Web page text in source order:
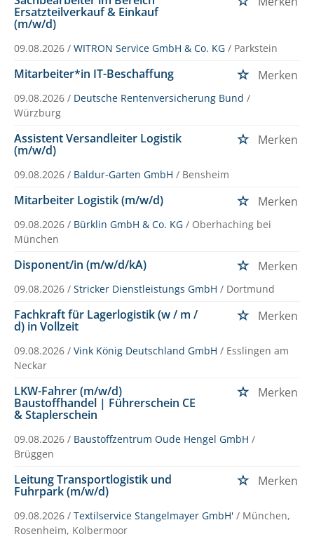
Ersatzteilverkauf & Einkauf
(m/w/d)
09.08.2026 / WITRON Service GmbH & Co. KG / Parkstein
Mitarbeiter*in IT-Beschaffung Merken
09.08.2026 / Deutsche Rentenversicherung Bund /
Würzburg
Assistent Versandleiter Logistik
(m/w/d)
Merken
09.08.2026 / Baldur-Garten GmbH / Bensheim
Mitarbeiter Logistik (m/w/d) Merken
09.08.2026 / Bürklin GmbH & Co. KG / Oberhaching bei
München
Disponent/in (m/w/d/kA) Merken
09.08.2026 / Stricker Dienstleistungs GmbH / Dortmund
Fachkraft für Lagerlogistik (w / m /
d) in Vollzeit
Merken
09.08.2026 / Vink König Deutschland GmbH / Esslingen am
Neckar
LKW-Fahrer (m/w/d)
Baustoffhandel | Führerschein CE
& Staplerschein
Merken
09.08.2026 / Baustoffzentrum Oude Hengel GmbH /
Brüggen
Leitung Transportlogistik und
Fuhrpark (m/w/d)
Merken
09.08.2026 / Textilservice Stangelmayer GmbH' / München,
Rosenheim, Kolbermoor